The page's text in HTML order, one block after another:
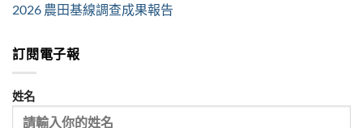
2026 農田基線調查成果報告
訂閱電子報
姓名